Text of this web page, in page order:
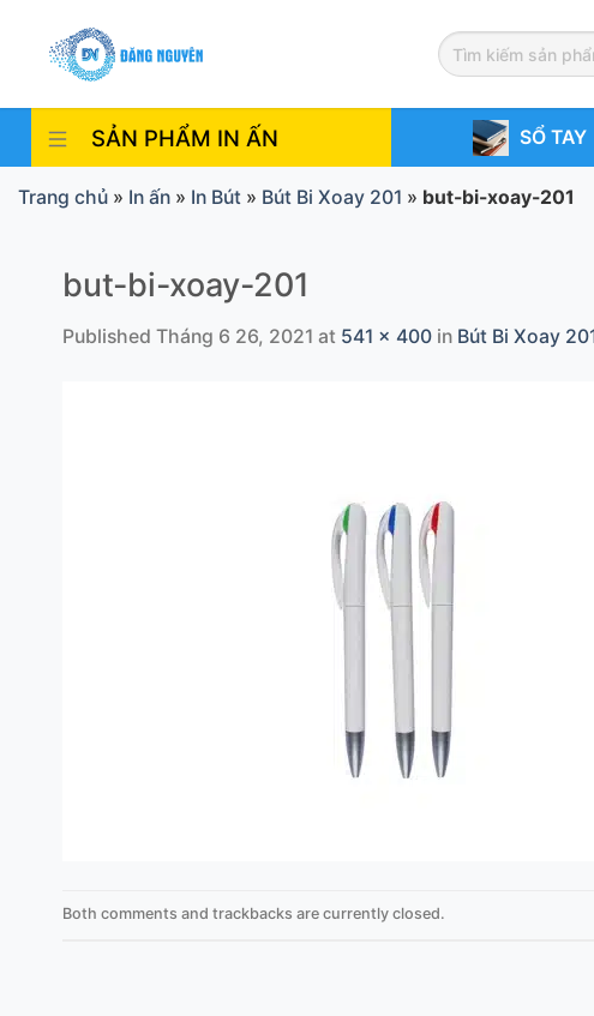
content
SẢN PHẨM IN ẤN SỔ TAY
Trang chủ » In ấn » In Bút » Bút Bi Xoay 201 » but-bi-xoay-201
but-bi-xoay-201
Published Tháng 6 26, 2021 at 541 × 400 in Bút Bi Xoay
Both comments and trackbacks are currently closed.